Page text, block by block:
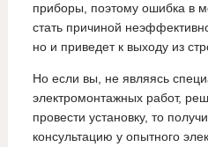
приборы, поэтому ошибка в
стать причиной
но и приведет к выходу из
Но если вы, не являясь
электромонтажных работ,
провести установку, то
консультацию у опытного